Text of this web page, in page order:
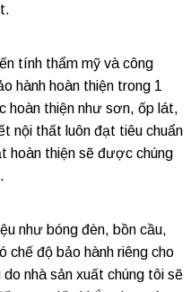
tính thẩm mỹ và công
hành hoàn thiện trong 1
hoàn thiện như sơn, ốp lát,
nội thất luôn đạt tiêu chuẩn
hoàn thiện sẽ được chúng
như bóng đèn, bồn cầu,
độ bảo hành riêng cho
nhà sản xuất chúng tôi sẽ